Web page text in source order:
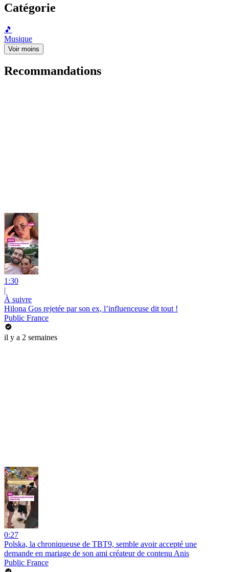
Catégorie
🎵
Musique
Voir moins
Recommandations
1:30
|
À suivre
Hilona Gos rejetée par son ex, l’influenceuse dit tout !
Public France
il y a 2 semaines
0:27
Polska, la chroniqueuse de TBT9, semble avoir accepté une
demande en mariage de son ami créateur de contenu Anis
Public France